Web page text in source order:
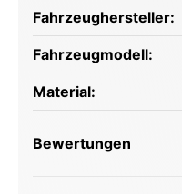
Fahrzeughersteller:
Fahrzeugmodell:
Material:
Bewertungen